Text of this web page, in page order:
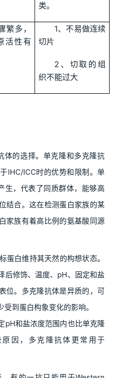
类。
繁多，
活性有
1、不易做连续
切片
2、切取的组
织不能过大
体的选择。单克隆和多克隆抗
IHC/ICC时的优势和限制。单
生，代表了同质群体，能够高
结合。这在检测蛋白家族的某
家族有着高比例的氨基酸同源
蛋白维持其天然的构想状态。
后修饰、温度、pH、固定和盐
位。多克隆抗体是异质的，可
到蛋白构象变化的影响。
pH和盐浓度范围内也比单克隆
因，多克隆抗体更常用于